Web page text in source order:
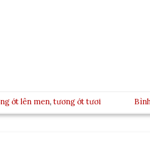
ớt lên men,tương ớt tươi